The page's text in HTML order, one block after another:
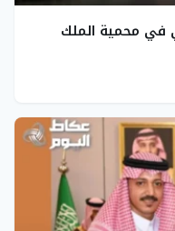
في محمية الملك